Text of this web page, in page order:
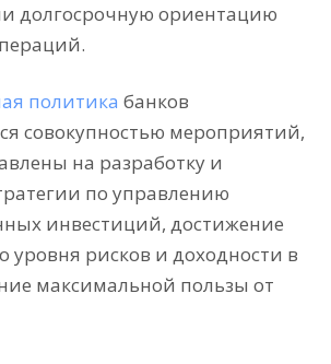
долгосрочную ориентацию
политика банков
совокупностью мероприятий,
на разработку и
по управлению
инвестиций, достижение
уровня рисков и доходности в
максимальной пользы от